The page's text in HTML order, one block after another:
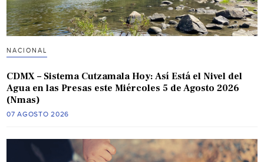
NACIONAL
CDMX – Sistema Cutzamala Hoy: Así Está el Nivel del
Agua en las Presas este Miércoles 5 de Agosto 2026
(Nmas)
07 AGOSTO 2026